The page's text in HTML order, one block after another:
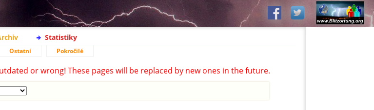
Statistiky
Ostatní Pokročilé
or wrong! These pages will be replaced by new ones in the future.